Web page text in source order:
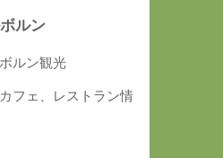
ルン
ルン観光
フェ、レストラン情